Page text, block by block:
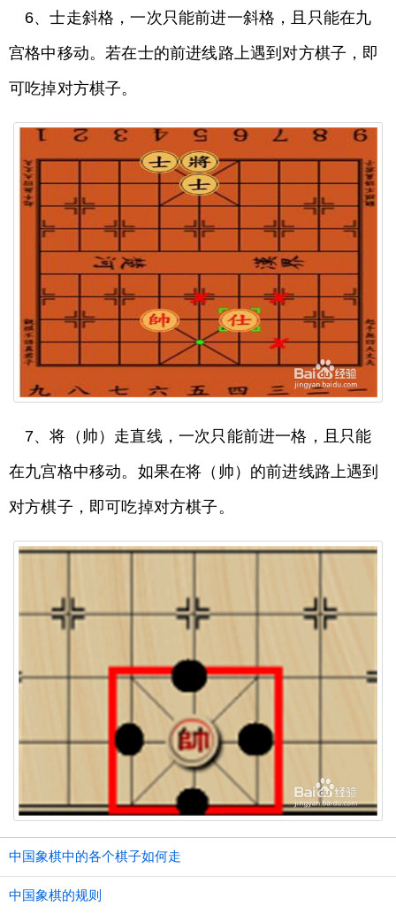
6、士走斜格，一次只能前进一斜格，且只能在九
宫格中移动。若在士的前进线路上遇到对方棋子，即
可吃掉对方棋子。
7、将（帅）走直线，一次只能前进一格，且只能
在九宫格中移动。如果在将（帅）的前进线路上遇到
对方棋子，即可吃掉对方棋子。
中国象棋中的各个棋子如何走
中国象棋的规则